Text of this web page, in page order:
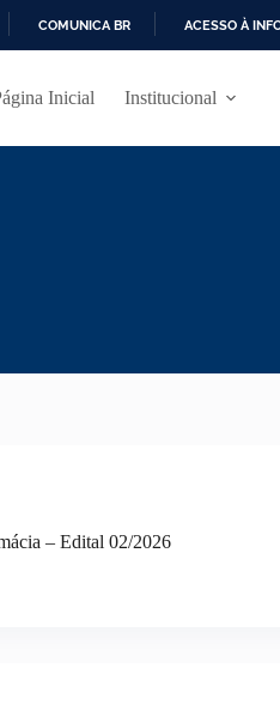
R
COMUNICA BR ACESSO À
Inicial Institucional
– Edital 02/2026